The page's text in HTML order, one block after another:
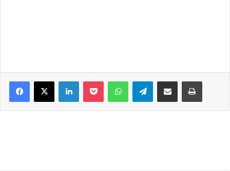
Facebook
X LinkedInPocket WhatsAppTelegramShare via Email Print